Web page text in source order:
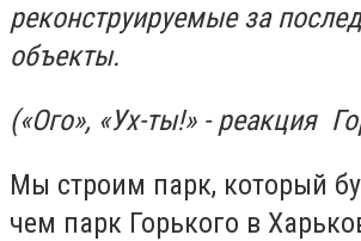
реконструируемые за
объекты.
(«Ого», «Ух-ты!» - реакция
Мы строим парк, который
чем парк Горького в